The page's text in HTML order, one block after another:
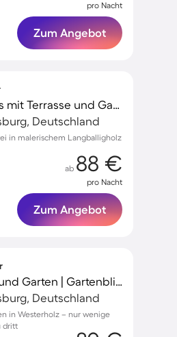
pro Nacht
Zum Angebot
Voll ausgestattetes Ferienhaus mit Terrasse und Garten
Deutschland
in malerischem Langballigholz
ab 88 €
pro Nacht
Zum Angebot
Ferienhaus mit Grill, Terrasse und Garten | Gartenblick
Deutschland
in Westerholz – nur wenige
dritt